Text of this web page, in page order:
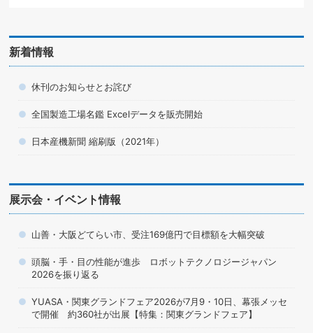
新着情報
休刊のお知らせとお詫び
全国製造工場名鑑 Excelデータを販売開始
日本産機新聞 縮刷版（2021年）
展示会・イベント情報
山善・大阪どてらい市、受注169億円で目標額を大幅突破
頭脳・手・目の性能が進歩 ロボットテクノロジージャパン
2026を振り返る
YUASA・関東グランドフェア2026が7月9・10日、幕張メッセ
で開催 約360社が出展【特集：関東グランドフェア】